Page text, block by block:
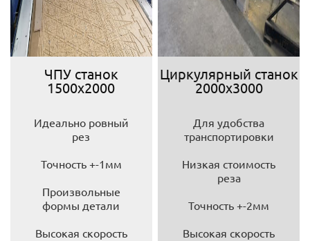
ЧПУ станок
1500х2000
Идеально ровный
рез
Точность +-1мм
Произвольные
формы детали
Высокая скорость
Циркулярный станок
2000х3000
Для удобства
транспортировки
Низкая стоимость
реза
Точность +-2мм
Высокая скорость